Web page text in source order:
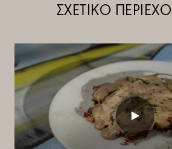
ΣΧΕΤΙΚΟ